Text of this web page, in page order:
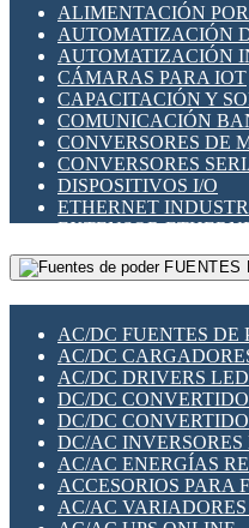
SENSORES
TEMPORIZADORES
VARIACS
VARIADORES DE
SECCIONADORES -
MAQUINARIA
HERRAMIENTAS
ILUMINACIÓN LED
INTERRUPTORES
INTERFACES DE RELÉ
OTROS RELÉS
PROTECCIÓN
RELÉS
RELÉS DE SEÑAL
RELÉS DE ESTADO
RELÉS
RELÉS MINIATURA
SENSORES
SWITCH Y
TARJETAS PI
UNIÓN Y
ALIMENTACIÓN
AUTOMATIZACIÓN
AUTOMATIZACIÓN
CÁMARAS PARA IOT
CAPACITACIÓN Y
COMUNICACIÓN
CONVERSORES DE
CONVERSORES
DISPOSITIVOS I/O
ETHERNET
EXTENSOR
GATEWAY
GESTIÓN DE REDES
PLACAS
SWITCHES Y REDES
SOLUCIONES IOT
SOLUCIONES
SOLUCIONES RED
SEGURIDAD PARA
SWITCHES LAN
TELEFONÍA IP (VOIP)
VIGILANCIA IP
FUENTES
AC/DC FUENTES DE
AC/DC
AC/DC DRIVERS LED
DC/DC
DC/DC
DC/AC INVERSORES
AC/AC ENERGÍAS
ACCESORIOS PARA
AC/AC